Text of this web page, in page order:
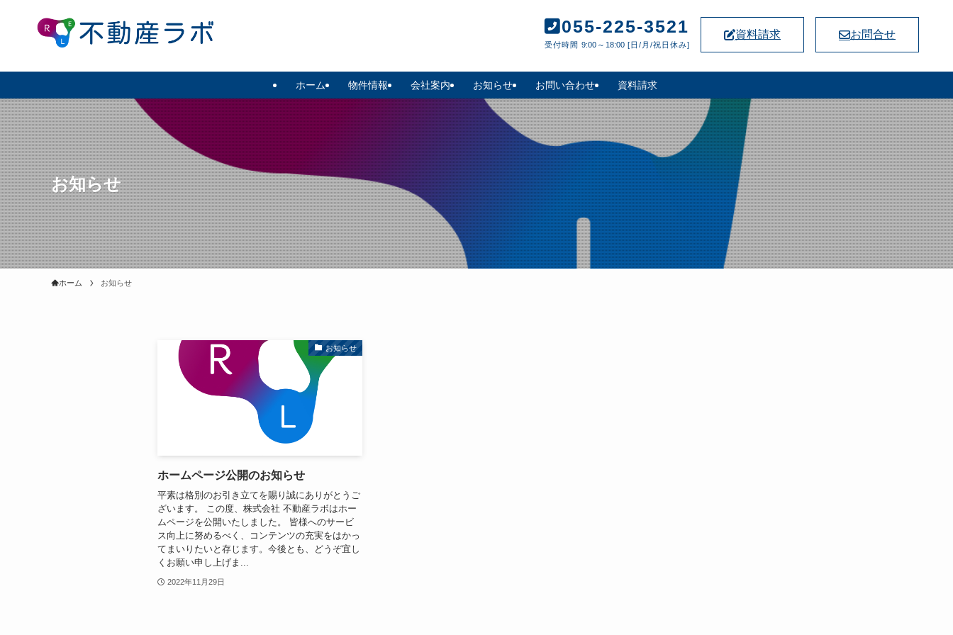
055-225-3521
受付時間 9:00～18:00 [日/月/祝日休み]
資料請求 お問合せ
ホーム 物件情報 会社案内 お知らせ お問い合わせ 資料請求
お知らせ
ホーム お知らせ
お知らせ
ホームページ公開のお知らせ
平素は格別のお引き立てを賜り誠にありがとうご
ざいます。 この度、株式会社 不動産ラボはホー
ムページを公開いたしました。 皆様へのサービ
ス向上に努めるべく、コンテンツの充実をはかっ
てまいりたいと存じます。今後とも、どうぞ宜し
くお願い申し上げま...
2022年11月29日